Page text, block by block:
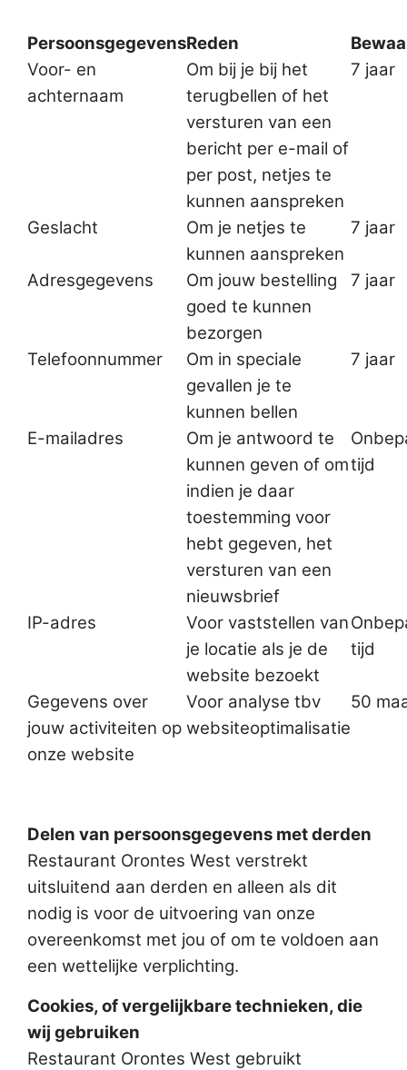
PersoonsgegevensReden
Voor- en
achternaam
Om bij je bij het
terugbellen of het
versturen van een
bericht per e-mail of
per post, netjes te
kunnen aanspreken
7 jaar
Geslacht
Om je netjes te
kunnen aanspreken
7 jaar
Adresgegevens
Om jouw bestelling
goed te kunnen
bezorgen
7 jaar
Telefoonnummer
Om in speciale
gevallen je te
kunnen bellen
7 jaar
E-mailadres
Om je antwoord te
kunnen geven of om
indien je daar
toestemming voor
hebt gegeven, het
versturen van een
nieuwsbrief
tijd
IP-adres
Voor vaststellen van
je locatie als je de
website bezoekt
tijd
Gegevens over
jouw activiteiten op
onze website
Voor analyse tbv
websiteoptimalisatie
50
Delen van persoonsgegevens met derden
Restaurant Orontes West verstrekt
uitsluitend aan derden en alleen als dit
nodig is voor de uitvoering van onze
overeenkomst met jou of om te voldoen aan
een wettelijke verplichting.
Cookies, of vergelijkbare technieken, die
wij gebruiken
Restaurant Orontes West gebruikt